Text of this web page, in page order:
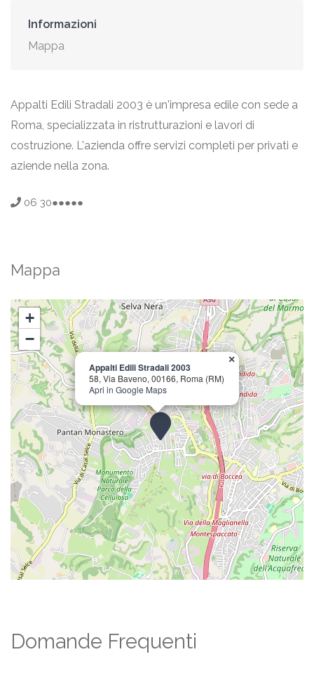
Informazioni
Mappa
Appalti Edili Stradali 2003 è un'impresa edile con sede a
Roma, specializzata in ristrutturazioni e lavori di
costruzione. L'azienda offre servizi completi per privati e
aziende nella zona.
06 30●●●●●
Mappa
Appalti Edili Stradali 2003
58, Via Baveno, 00166, Roma (RM)
Apri in Google Maps
×
+
−
Domande Frequenti